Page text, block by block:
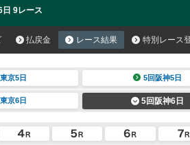
9レース
払戻金 レース結果 特別レース
京5日 5回阪神5日
京6日 5回阪神6日